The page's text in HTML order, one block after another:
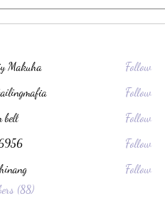
Makuha
Follow
Follow
bell
Follow
Follow
Follow
(88)